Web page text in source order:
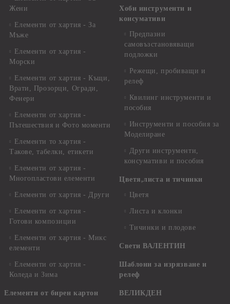
Жени
Елементи от хартия - За
Мъже
Елементи от хартия -
Морски
Елементи от хартия - Къщи,
Врати, Прозорци, Огради,
Фенери
Елементи от хартия -
Пътешествия и Фото моменти
Елементи то хартия -
Такове, табелки, етикети
Елементи от хартия -
Многопластови елементи
Елементи от хартия - Други
Елементи от хартия -
Готови композиции
Елементи от хартия - Микс
елементи
Елементи от хартия -
Коледа и Зима
Елементи от бирен картон
Хоби инструменти и
консумативи
Предпазни
самовъзстановяващи
подложки
Режещи, пробиващи и
релеф
Квилинг инструменти и
пособия
Инструменти и пособия за
Моделиране
Други инструменти,
консумативи и пособия
Цветя,листа и тичинки
Цветя
Листа и клонки
Тичинки и плодове
Свети ВАЛЕНТИН
Шаблони за изрязване и
релеф
ВЕЛИКДЕН